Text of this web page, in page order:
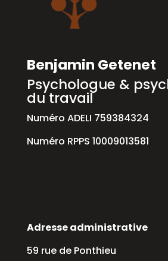
Benjamin Getenet
Psychologue &
du travail
Numéro ADELI 759384324
Numéro RPPS 10009013581
Adresse administrative
59 rue de Ponthieu